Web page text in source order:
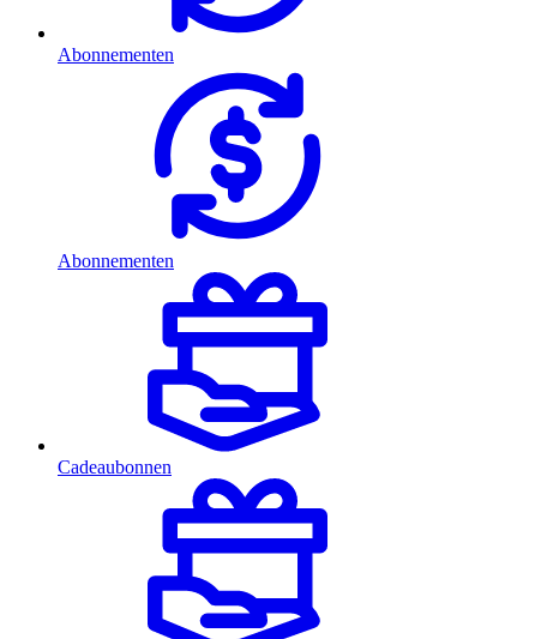
Abonnementen
Abonnementen
Cadeaubonnen